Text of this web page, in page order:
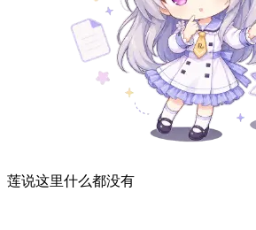
莲说这里什么都没有